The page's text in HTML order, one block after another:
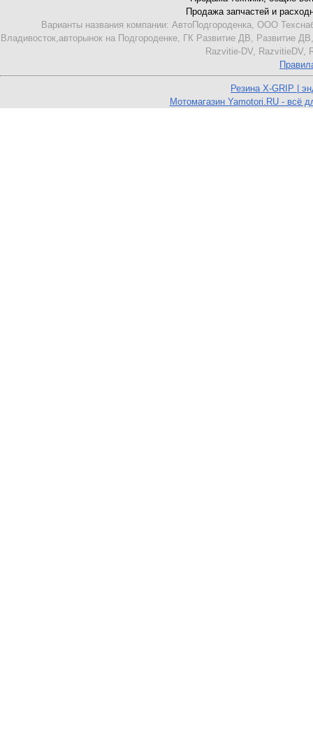
Продажа запчастей и
Варианты названия компании: АвтоПодгороденка, ООО
Владивосток,авторынок на Подгороденке, ГК Развитие ДВ,
Razvitie-DV, RazvitieDV,
Резина X-GRIP |
Мотомагазин Yamotori.RU - всё